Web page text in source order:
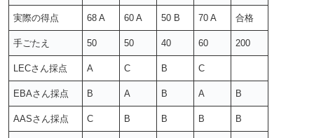
実際の得点 68 A 60 A 50 B 70 A 合格
手ごたえ 50 50 40 60 200
LECさん採点 A C B C
EBAさん採点 B A B A B
AASさん採点 C B B B B